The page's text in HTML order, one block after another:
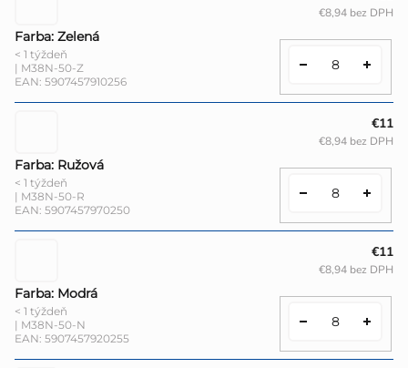
Farba: Zelená
< 1 týždeň
| M38N-50-Z
EAN: 5907457910256
€8,94 bez DPH
Farba: Ružová
< 1 týždeň
| M38N-50-R
EAN: 5907457970250
€11
€8,94 bez DPH
Farba: Modrá
< 1 týždeň
| M38N-50-N
EAN: 5907457920255
€11
€8,94 bez DPH